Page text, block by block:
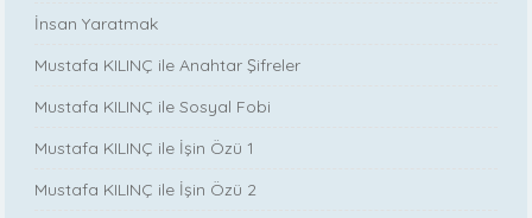
İnsan Yaratmak
Mustafa KILINÇ ile Anahtar Şifreler
Mustafa KILINÇ ile Sosyal Fobi
Mustafa KILINÇ ile İşin Özü 1
Mustafa KILINÇ ile İşin Özü 2